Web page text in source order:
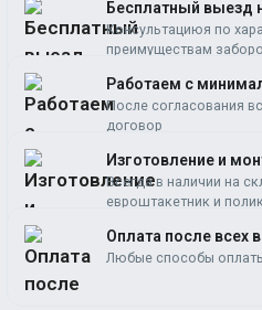
Бесплатный выезд
Консультациюя по
преимуществам
Работаем c
После согласования
договор
Изготовление и
Всегда в наличии на
евроштакетник и
Оплата после всех
Любые способы